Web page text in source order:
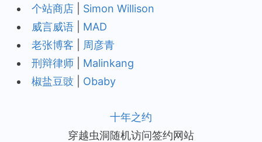
个站商店
Simon Willison
威言威语
MAD
老张博客
周彦青
刑辩律师
Malinkang
椒盐豆豉
Obaby
十年之约
穿越虫洞随机访问签约网站